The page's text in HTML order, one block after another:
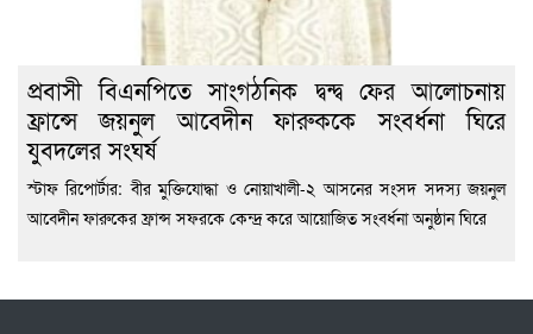
প্রবাসী বিএনপিতে সাংগঠনিক দ্বন্দ্ব ফের আলোচনায়
ফ্রান্সে জয়নুল আবেদীন ফারুককে সংবর্ধনা ঘিরে
যুবদলের সংঘর্ষ
স্টাফ রিপোর্টার: বীর মুক্তিযোদ্ধা ও নোয়াখালী-২ আসনের সংসদ সদস্য জয়নুল
আবেদীন ফারুকের ফ্রান্স সফরকে কেন্দ্র করে আয়োজিত সংবর্ধনা অনুষ্ঠান ঘিরে